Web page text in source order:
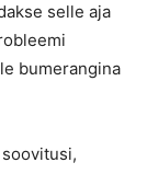
selle aja
bumerangina